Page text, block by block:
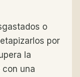
o
por
la
una